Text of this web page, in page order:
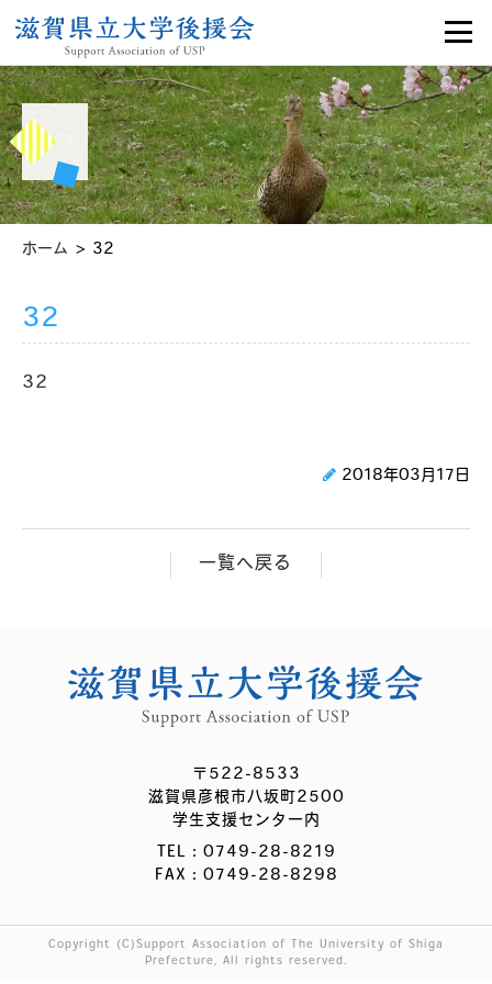
ホーム > 32
32
32
2018年03月17日
一覧へ戻る
〒522-8533
滋賀県彦根市八坂町2500
学生支援センター内
TEL：0749-28-8219
FAX：0749-28-8298
Copyright (C)Support Association of The University of Shiga
Prefecture, All rights reserved.